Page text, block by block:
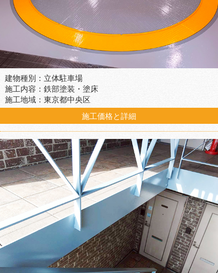
建物種別：立体駐車場
施工内容：鉄部塗装・塗床
施工地域：東京都中央区
施工価格と詳細